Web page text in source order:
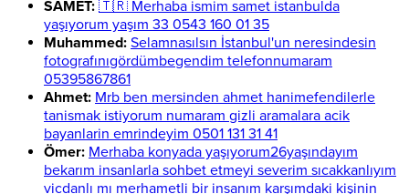
SAMET: 🇹🇷 Merhaba ismim samet istanbulda
yaşıyorum yaşım 33 0543 160 01 35
Muhammed: Selamnasılsın İstanbul'un neresindesin
fotografınıgördümbegendim telefonnumaram
05395867861
Ahmet: Mrb ben mersinden ahmet hanimefendilerle
tanismak istiyorum numaram gizli aramalara acik
bayanlarin emrindeyim 0501 131 31 41
Ömer: Merhaba konyada yaşıyorum26yaşındayım
bekarım insanlarla sohbet etmeyi severim sıcakkanlıyım
vicdanlı mı merhametli bir insanım karşımdaki kişinin